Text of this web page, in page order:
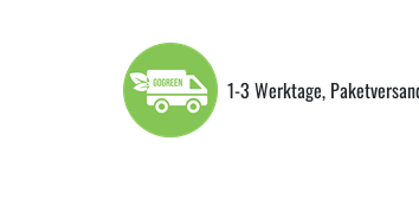
1-3 Werktage,